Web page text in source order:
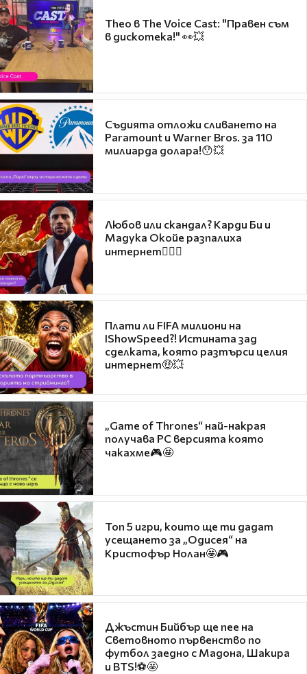
Theo в The Voice Cast: "Правен съм
в дискотека!" 👀💥
Съдията отложи сливането на
Paramount и Warner Bros. за 110
милиарда долара!😯💥
Любов или скандал? Карди Би и
Мадука Окойе разпалиха
интернет❤️‍🔥🔥
Плати ли FIFA милиони на
IShowSpeed?! Истината зад
сделката, която разтърси целия
интернет🤑💥
„Game of Thrones“ най-накрая
получава PC версията която
чакахме🎮🤩
Топ 5 игри, които ще ти дадат
усещането за „Одисея“ на
Кристофър Нолан🤩🎮
Джъстин Бийбър ще пее на
Световното първенство по
футбол заедно с Мадона, Шакира
и BTS!⚽🤩